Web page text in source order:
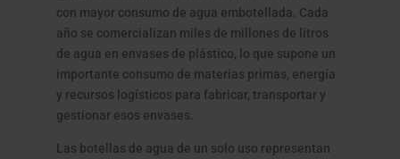
con mayor consumo de agua embotellada. Cada
año se comercializan miles de millones de litros
de agua en envases de plástico, lo que supone un
importante consumo de materias primas, energía
y recursos logísticos para fabricar, transportar y
gestionar esos envases.
Las botellas de agua de un solo uso representan